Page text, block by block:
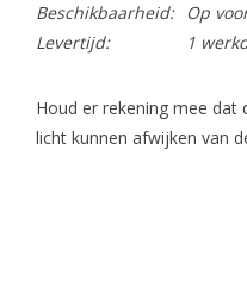
Beschikbaarheid:
Op
Levertijd:
1
Houd er rekening mee dat
licht kunnen afwijken van